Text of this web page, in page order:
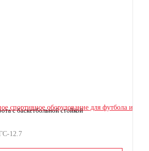
с баскетбольной стойкой
12.7